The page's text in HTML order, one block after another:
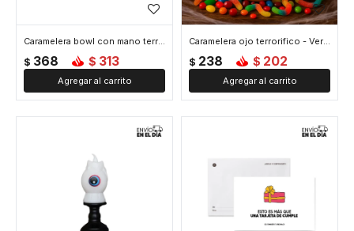
Caramelera bowl con mano terrorifica - Naranja
$ 368 $ 313
Caramelera ojo terrorifico - Verde
$ 238 $ 202